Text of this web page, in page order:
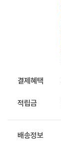
결제혜택
적립금
배송정보